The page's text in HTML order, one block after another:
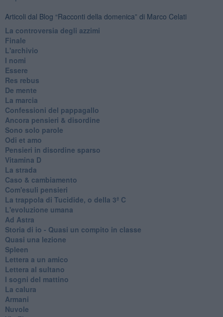
Articoli dal Blog “Racconti della domenica” di Marco Celati
La controversia degli azzimi
Finale
L'archivio
I nomi
Essere
Res rebus
De mente
La marcia
Confessioni del pappagallo
Ancora pensieri & disordine
Sono solo parole
Odi et amo
Pensieri in disordine sparso
Vitamina D
La strada
Caso & cambiamento
Com'esuli pensieri
La trappola di Tucidide, o della 3ª C
L'evoluzione umana
Ad Astra
Storia di io - Quasi un compito in classe
Quasi una lezione
Spleen
Lettera a un amico
Lettera al sultano
I sogni del mattino
La calura
Armani
Nuvole